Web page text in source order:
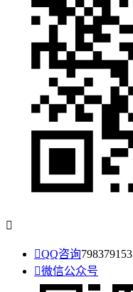

QQ咨询798379153
微信公众号